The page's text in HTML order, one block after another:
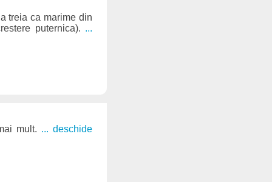
treia ca marime din
puternica). ...
mult. ... deschide